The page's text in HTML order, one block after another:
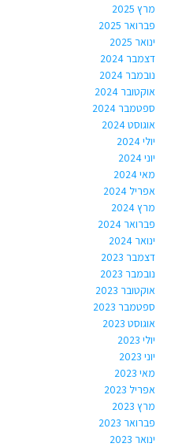
מרץ 2025
פברואר 2025
ינואר 2025
דצמבר 2024
נובמבר 2024
אוקטובר 2024
ספטמבר 2024
אוגוסט 2024
יולי 2024
יוני 2024
מאי 2024
אפריל 2024
מרץ 2024
פברואר 2024
ינואר 2024
דצמבר 2023
נובמבר 2023
אוקטובר 2023
ספטמבר 2023
אוגוסט 2023
יולי 2023
יוני 2023
מאי 2023
אפריל 2023
מרץ 2023
פברואר 2023
ינואר 2023